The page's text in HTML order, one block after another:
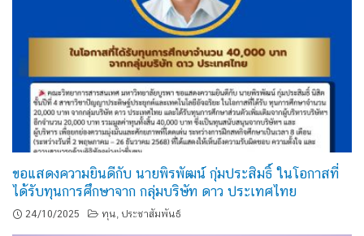
ขอแสดงความยินดีกับ นายพิรพัฒน์ กุ่มประสิมธิ์ ในโอกาสที่
ได้รับทุนการศึกษาจาก กลุ่มบริษัท ดาว ประเทศไทย
24/10/2025 ทุน, ประชาสัมพันธ์